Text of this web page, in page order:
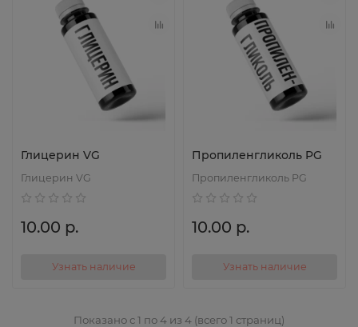
Глицерин VG
Глицерин VG
10.00 р.
Узнать наличие
Пропиленгликоль PG
Пропиленгликоль PG
10.00 р.
Узнать наличие
Показано с 1 по 4 из 4 (всего 1 страниц)